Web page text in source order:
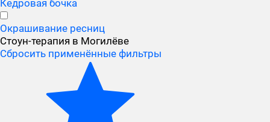
Кедровая бочка
Окрашивание ресниц
Стоун-терапия в Могилёве
Сбросить применённые фильтры